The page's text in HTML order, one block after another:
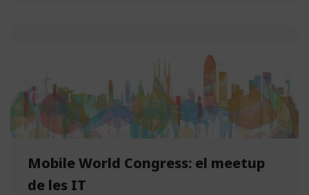
Mobile World Congress: el meetup
de les IT